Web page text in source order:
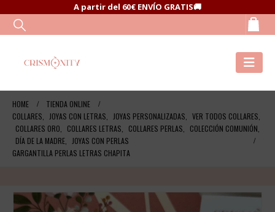
A partir del 60€ ENVÍO GRATIS🚚
HOME
TIENDA ONLINE
COLLARES
JOYAS CON LETRAS JOYAS PERSONALIZADAS VER TODOS COLLARES
COLLARES ORO
COLLARES LETRAS COLLARES PERLAS COLECCIÓN COMUNIÓN
DÍA DE LA MADRE
JOYAS CON PERLAS
GARGANTILLA PERLAS LETRAS CHAPITA